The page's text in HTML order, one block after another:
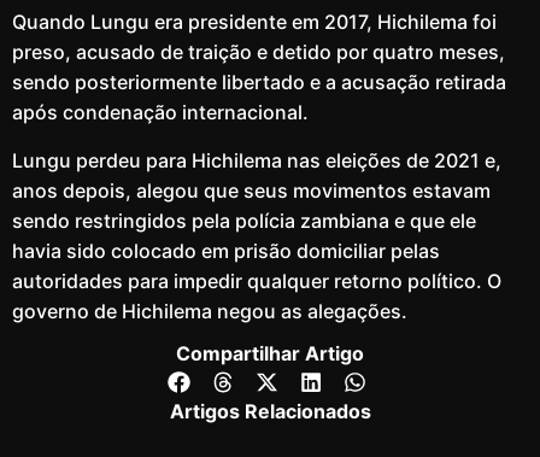
Quando Lungu era presidente em 2017, Hichilema foi
preso, acusado de traição e detido por quatro meses,
sendo posteriormente libertado e a acusação retirada
após condenação internacional.
Lungu perdeu para Hichilema nas eleições de 2021 e,
anos depois, alegou que seus movimentos estavam
sendo restringidos pela polícia zambiana e que ele
havia sido colocado em prisão domiciliar pelas
autoridades para impedir qualquer retorno político. O
governo de Hichilema negou as alegações.
Compartilhar Artigo
Artigos Relacionados